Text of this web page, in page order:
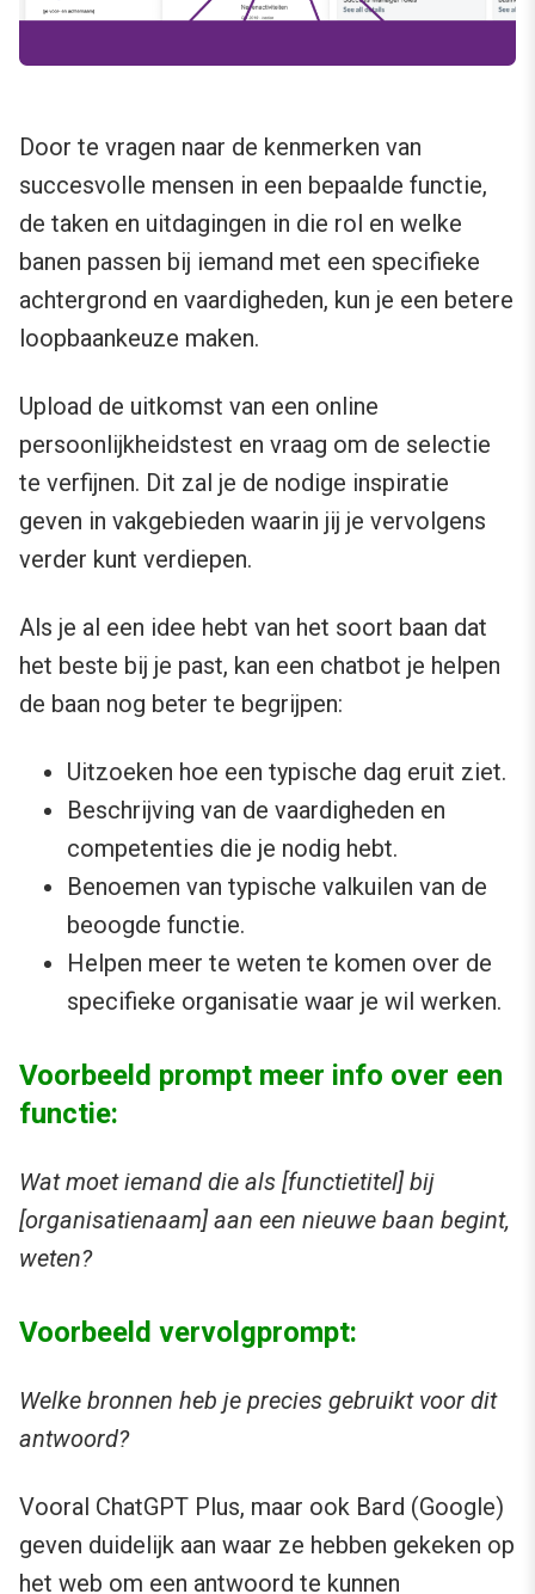
Door te vragen naar de kenmerken van
succesvolle mensen in een bepaalde functie,
de taken en uitdagingen in die rol en welke
banen passen bij iemand met een specifieke
achtergrond en vaardigheden, kun je een betere
loopbaankeuze maken.
Upload de uitkomst van een online
persoonlijkheidstest en vraag om de selectie
te verfijnen. Dit zal je de nodige inspiratie
geven in vakgebieden waarin jij je vervolgens
verder kunt verdiepen.
Als je al een idee hebt van het soort baan dat
het beste bij je past, kan een chatbot je helpen
de baan nog beter te begrijpen:
Uitzoeken hoe een typische dag eruit ziet.
Beschrijving van de vaardigheden en
competenties die je nodig hebt.
Benoemen van typische valkuilen van de
beoogde functie.
Helpen meer te weten te komen over de
specifieke organisatie waar je wil werken.
Voorbeeld prompt meer info over een
functie:
Wat moet iemand die als [functietitel] bij
[organisatienaam] aan een nieuwe baan begint,
weten?
Voorbeeld vervolgprompt:
Welke bronnen heb je precies gebruikt voor dit
antwoord?
Vooral ChatGPT Plus, maar ook Bard (Google)
geven duidelijk aan waar ze hebben gekeken op
het web om een antwoord te kunnen